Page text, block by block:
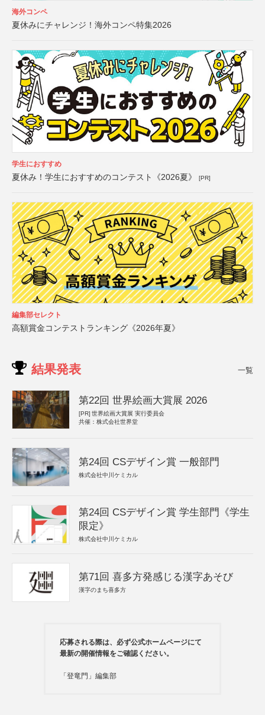
海外コンペ
夏休みにチャレンジ！海外コンペ特集2026
学生におすすめ
夏休み！学生におすすめのコンテスト《2026夏》 [PR]
編集部セレクト
高額賞金コンテストランキング《2026年夏》
結果発表 一覧
第22回 世界絵画大賞展 2026
[PR] 世界絵画大賞展 実行委員会
共催：株式会社世界堂
第24回 CSデザイン賞 一般部門
株式会社中川ケミカル
第24回 CSデザイン賞 学生部門《学生
限定》
株式会社中川ケミカル
第71回 喜多方発感じる漢字あそび
漢字のまち喜多方
応募される際は、必ず公式ホームページにて
最新の開催情報をご確認ください。
「登竜門」編集部